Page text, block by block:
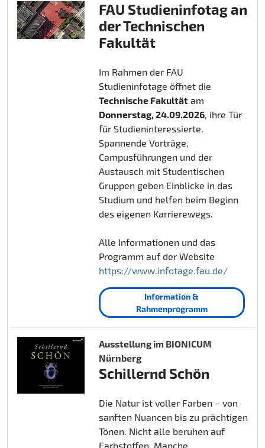
FAU Studieninfotag an
der Technischen
Fakultät
Im Rahmen der FAU
Studieninfotage öffnet die
Technische Fakultätam
Donnerstag, 24.09.2026, ihre Tür
für Studieninteressierte.
Spannende Vorträge,
Campusführungen und der
Austausch mit Studentischen
Gruppen geben Einblicke in das
Studium und helfen beim Beginn
des eigenen Karrierewegs.
Alle Informationen und das
Programm auf der Website
https://www.infotage.fau.de/
Information &
Rahmenprogramm
Ausstellung im BIONICUM
Nürnberg
Schillernd Schön
Die Natur ist voller Farben – von
sanften Nuancen bis zu prächtigen
Tönen. Nicht alle beruhen auf
Farbstoffen. Manche